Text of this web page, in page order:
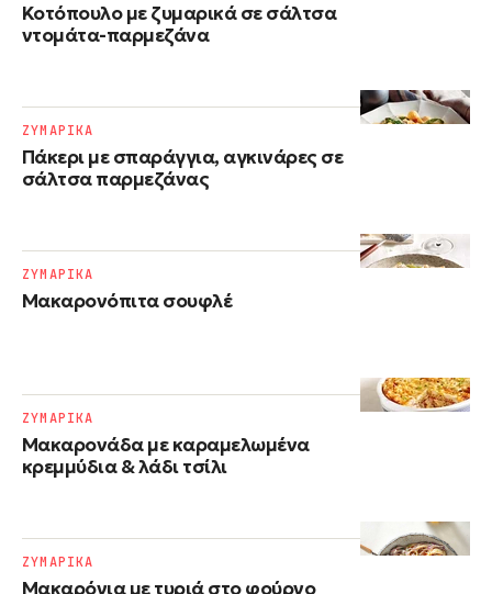
Κοτόπουλο με ζυμαρικά σε σάλτσα
ντομάτα-παρμεζάνα
Πάκερι με σπαράγγια, αγκινάρες σε
σάλτσα παρμεζάνας
ΖΥΜΑΡΙΚΑ
Μακαρονόπιτα σουφλέ
ΖΥΜΑΡΙΚΑ
Μακαρονάδα με καραμελωμένα
κρεμμύδια & λάδι τσίλι
ΖΥΜΑΡΙΚΑ
Μακαρόνια με τυριά στο φούρνο
ΖΥΜΑΡΙΚΑ